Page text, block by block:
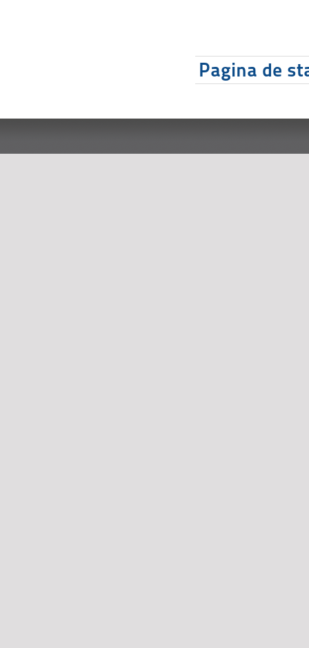
Pagina de